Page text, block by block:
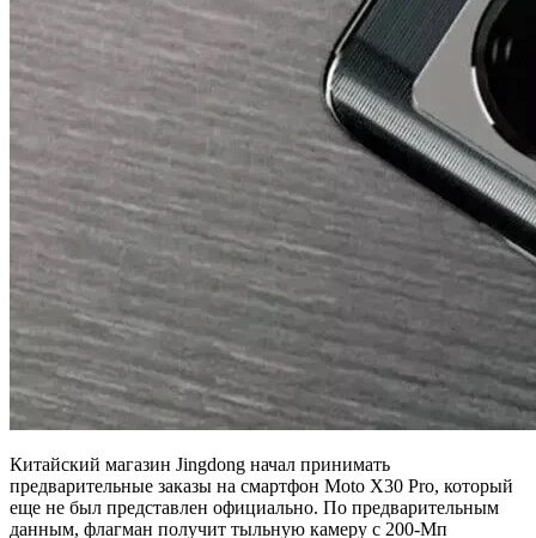
Китайский магазин Jingdong начал принимать
предварительные заказы на смартфон Moto X30 Pro, который
еще не был представлен официально. По предварительным
данным, флагман получит тыльную камеру с 200-Мп